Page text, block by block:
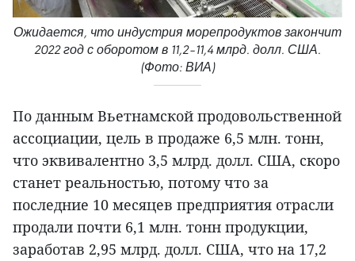
Ожидается, что индустрия морепродуктов закончит
2022 год с оборотом в 11,2–11,4 млрд. долл. США.
(Фото: ВИА)
По данным Вьетнамской продовольственной
ассоциации, цель в продаже 6,5 млн. тонн,
что эквивалентно 3,5 млрд. долл. США, скоро
станет реальностью, потому что за
последние 10 месяцев предприятия отрасли
продали почти 6,1 млн. тонн продукции,
заработав 2,95 млрд. долл. США, что на 17,2